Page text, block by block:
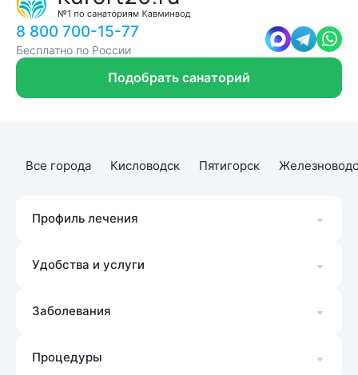
8 800 700-15-77
Бесплатно по России
Подобрать санаторий
Все города Кисловодск Пятигорск
Профиль лечения
Удобства и услуги
Заболевания
Процедуры